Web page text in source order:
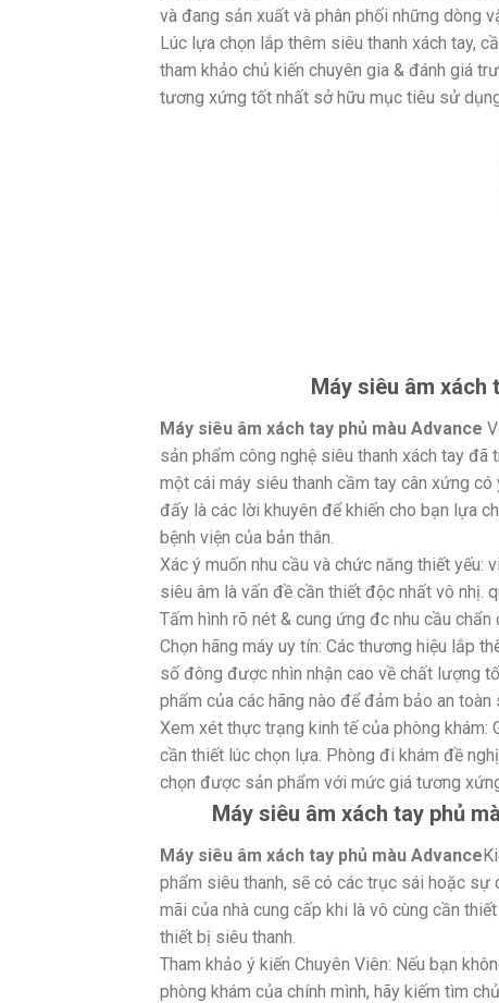
và đang sản xuất và phân phối những dòng
Lúc lựa chọn lắp thêm siêu thanh xách tay,
tham khảo chủ kiến chuyên gia & đánh giá
tương xứng tốt nhất sở hữu mục tiêu sử
Máy siêu âm xách
Máy siêu âm xách tay phủ màu Advance
sản phẩm công nghệ siêu thanh xách tay đã
một cái máy siêu thanh cầm tay cân xứng
đấy là các lời khuyên để khiến cho bạn lựa
bệnh viện của bản thân.
Xác ý muốn nhu cầu và chức năng thiết
siêu âm là vấn đề cần thiết độc nhất vô nhị.
Tấm hình rõ nét & cung ứng đc nhu cầu chẩn
Chọn hãng máy uy tín: Các thương hiệu lắp
số đông được nhìn nhận cao về chất lượng
phẩm của các hãng nào để đảm bảo an
Xem xét thực trạng kinh tế của phòng
cần thiết lúc chọn lựa. Phòng đi khám đề
chọn được sản phẩm với mức giá tương
Máy siêu âm xách tay phủ
Máy siêu âm xách tay phủ màu Advance
phẩm siêu thanh, sẽ có các trục sái hoặc sự
mãi của nhà cung cấp khi là vô cùng cần
thiết bị siêu thanh.
Tham khảo ý kiến Chuyên Viên: Nếu bạn
phòng khám của chính mình, hãy kiếm tìm